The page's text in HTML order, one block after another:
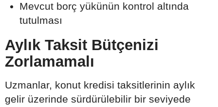
Mevcut borç yükünün kontrol altında
tutulması
Aylık Taksit Bütçenizi
Zorlamamalı
Uzmanlar, konut kredisi taksitlerinin aylık
gelir üzerinde sürdürülebilir bir seviyede